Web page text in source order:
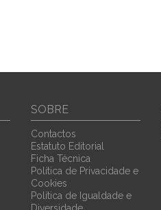
SOBRE
Contactos
Estatuto Editorial
Ficha Técnica
Política de Privacidade e
Cookies
Política de Igualdade e